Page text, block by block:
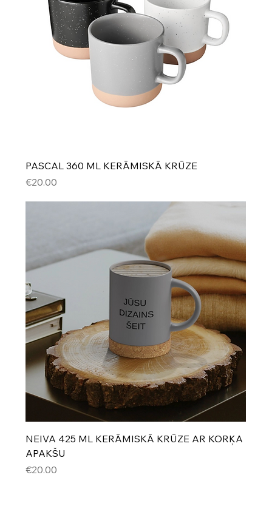
PASCAL 360 ML KERĀMISKĀ KRŪZE
Cena
€20.00
NEIVA 425 ML KERĀMISKĀ KRŪZE AR KORĶA
APAKŠU
Cena
€20.00